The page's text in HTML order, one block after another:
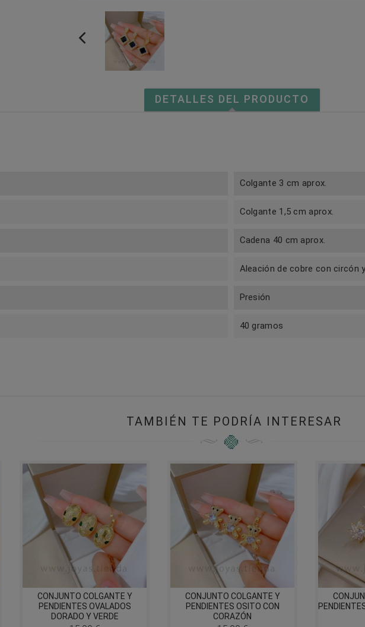
DETALLES DEL PRODUCTO
Colgante 3 cm aprox.
Colgante 1,5 cm aprox.
Cadena 40 cm aprox.
Aleación de cobre con circón
Presión
40 gramos
TAMBIÉN TE PODRÍA INTERESAR
CONJUNTO COLGANTE Y
PENDIENTES OVALADOS
DORADO Y VERDE
CONJUNTO COLGANTE Y
PENDIENTES OSITO CON
CORAZÓN